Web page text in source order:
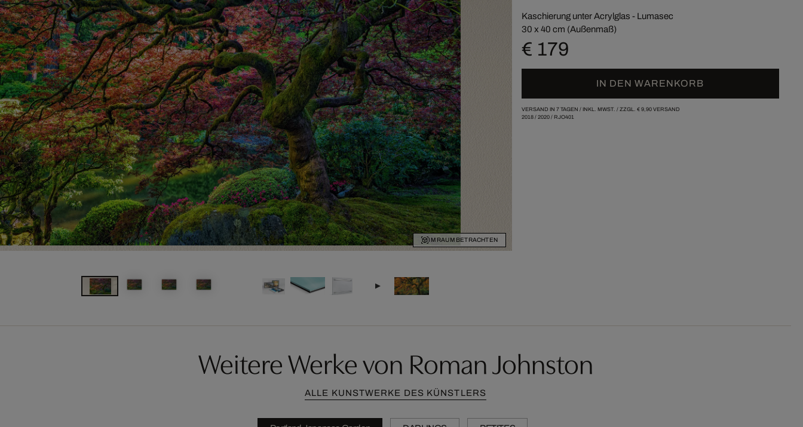
IM RAUM BETRACHTEN
Kaschierung unter Acrylglas - Lumasec
30 x 40 cm (Außenmaß)
€ 179
IN DEN WARENKORB
VERSAND IN 7 TAGEN / INKL. MWST. / ZZGL. € 9,90VERSAND
2018/ 2020/ RJO401
Weitere Werke von Roman Johnston
ALLE KUNSTWERKE DES KÜNSTLERS